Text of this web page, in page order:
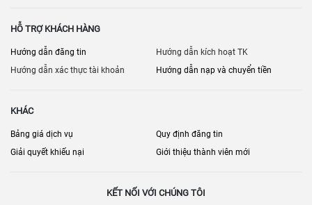
HỖ TRỢ KHÁCH HÀNG
Hướng dẫn đăng tin
Hướng dẫn kích hoạt TK
Hướng dẫn xác thực tài khoản
Hướng dẫn nạp và chuyển tiền
KHÁC
Bảng giá dịch vụ
Quy định đăng tin
Giải quyết khiếu nại
Giới thiệu thành viên mới
KẾT NỐI VỚI CHÚNG TÔI